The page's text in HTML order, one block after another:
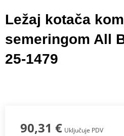
Ležaj kotača
semeringom All
25-1479
90,31 € Uključuje PDV